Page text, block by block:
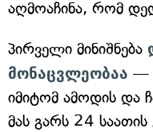
აღმოაჩინა, რომ
პირველი მინიშნება
მონაცვლეობაა —
იმიტომ ამოდის და
მას გარს 24